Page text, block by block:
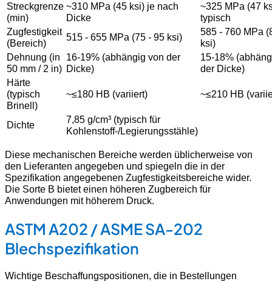
Streckgrenze
(min)
~310 MPa (45 ksi) je nach
Dicke
~325 MPa (47
typisch
Zugfestigkeit
(Bereich)
515 - 655 MPa (75 - 95 ksi)
585 - 760 MPa
ksi)
Dehnung (in
50 mm / 2 in)
16-19% (abhängig von der
Dicke)
15-18%
der Dicke)
Härte
(typisch
Brinell)
~≤180 HB (variiert) ~≤210 HB
Dichte
7,85 g/cm³ (typisch für
Kohlenstoff-/Legierungsstähle)
Diese mechanischen Bereiche werden üblicherweise von
den Lieferanten angegeben und spiegeln die in der
Spezifikation angegebenen Zugfestigkeitsbereiche wider.
Die Sorte B bietet einen höheren Zugbereich für
Anwendungen mit höherem Druck.
ASTM A202 / ASME SA-202
Blechspezifikation
Wichtige Beschaffungspositionen, die in Bestellungen